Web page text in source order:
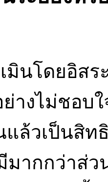
มินโดยอิส
างไม่ชอบ
ล้วเป็นสิท
มากกว่าส่ว